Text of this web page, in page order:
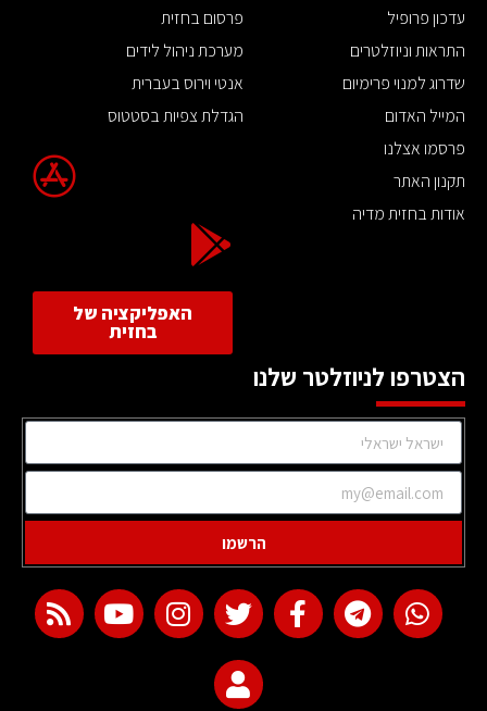
עדכון פרופיל
התראות וניוזלטרים
שדרוג למנוי פרימיום
המייל האדום
פרסמו אצלנו
תקנון האתר
אודות בחזית מדיה
פרסום בחזית
מערכת ניהול לידים
אנטי וירוס בעברית
הגדלת צפיות בסטטוס
האפליקציה של
בחזית
הצטרפו לניוזלטר שלנו
הרשמו